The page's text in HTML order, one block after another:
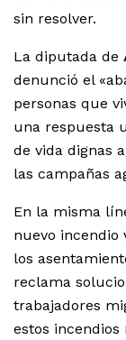
sin resolver.
La diputada de
denunció el
personas que
una respuesta
de vida dignas
las campañas
En la misma
nuevo incendio
los
reclama
trabajadores
estos incendios